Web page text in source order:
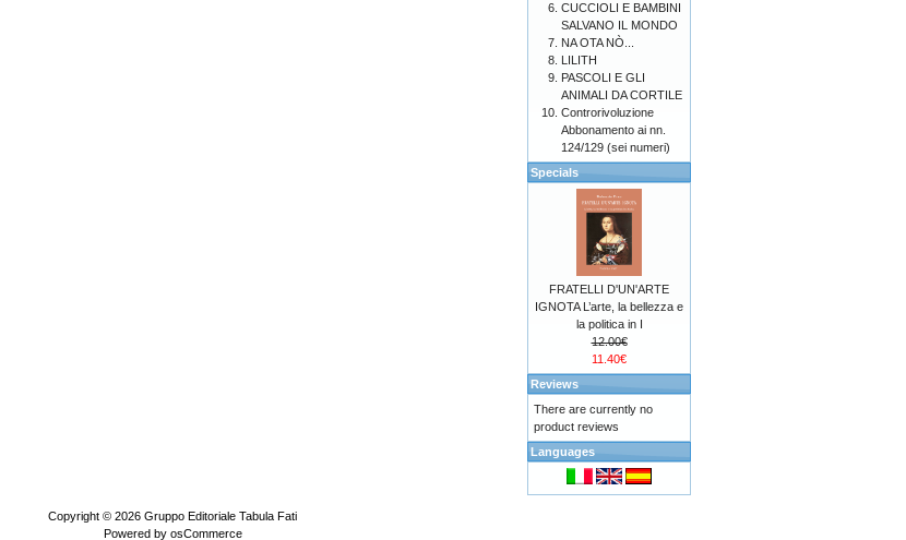
CUCCIOLI E BAMBINI
SALVANO IL MONDO
NA OTA NÒ...
LILITH
PASCOLI E GLI
ANIMALI DA CORTILE
Controrivoluzione
Abbonamento ai nn.
124/129 (sei numeri)
Specials
FRATELLI D'UN'ARTE
IGNOTA L’arte, la bellezza e
la politica in I
12.00€
11.40€
Reviews
There are currently no
product reviews
Languages
Copyright © 2026 Gruppo Editoriale Tabula Fati
Powered by osCommerce